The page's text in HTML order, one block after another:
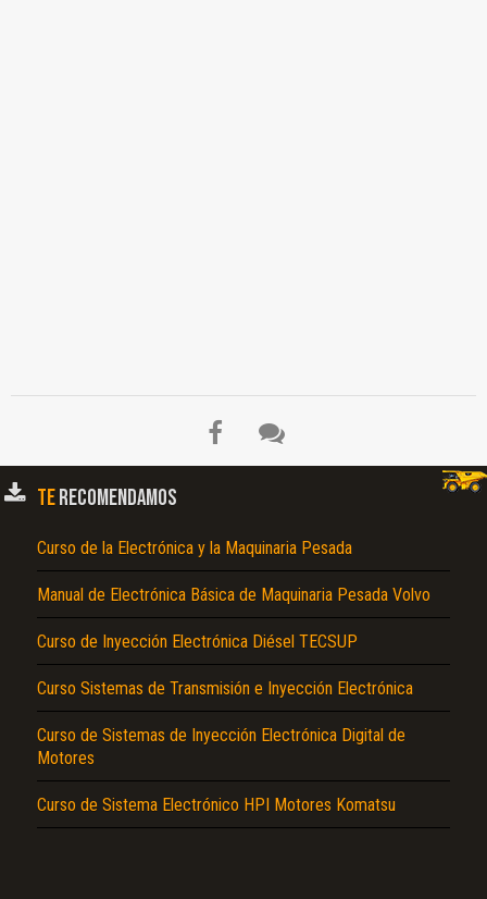
TERECOMENDAMOS
Curso de la Electrónica y la Maquinaria Pesada
Manual de Electrónica Básica de Maquinaria Pesada Volvo
Curso de Inyección Electrónica Diésel TECSUP
Curso Sistemas de Transmisión e Inyección Electrónica
Curso de Sistemas de Inyección Electrónica Digital de
Motores
Curso de Sistema Electrónico HPI Motores Komatsu
El Título es incorrecto según el contenido.
Texto o Imagen de portada son erróneos.
No carga o no se visualiza el contenido.